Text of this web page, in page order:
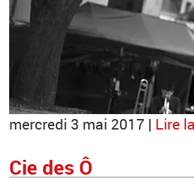
mercredi 3 mai 2017 | Lire
Cie des Ô